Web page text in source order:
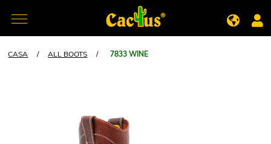
CASA / ALL BOOTS / 7833 WINE